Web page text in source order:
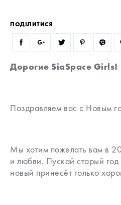
ПОДІЛИТИСЯ
Дорогие SiaSpace Girls!
Поздравляем вас с Новым
Мы хотим пожелать вам в
и любви. Пускай старый
новый принесёт только